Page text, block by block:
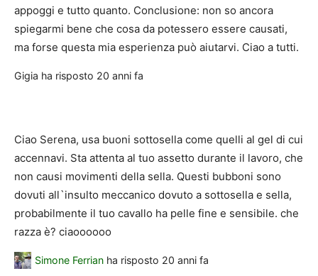
appoggi e tutto quanto. Conclusione: non so ancora
spiegarmi bene che cosa da potessero essere causati,
ma forse questa mia esperienza può aiutarvi. Ciao a tutti.
Gigia ha risposto 20 anni fa
Ciao Serena, usa buoni sottosella come quelli al gel di cui
accennavi. Sta attenta al tuo assetto durante il lavoro, che
non causi movimenti della sella. Questi bubboni sono
dovuti all`insulto meccanico dovuto a sottosella e sella,
probabilmente il tuo cavallo ha pelle fine e sensibile. che
razza è? ciaoooooo
Simone Ferrian ha risposto 20 anni fa